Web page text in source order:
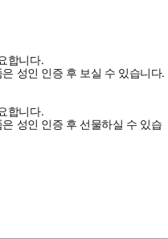
합니다.
성인 인증 후 보실 수 있습니다.
합니다.
성인 인증 후 선물하실 수 있습